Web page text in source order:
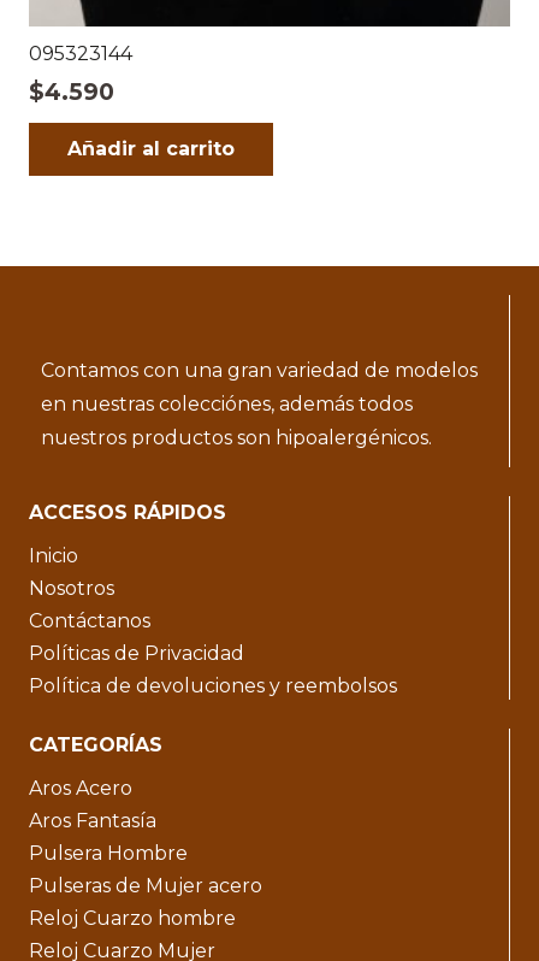
095323144
$4.590
Añadir al carrito
Contamos con una gran variedad de modelos
en nuestras colecciónes, además todos
nuestros productos son hipoalergénicos.
ACCESOS RÁPIDOS
Inicio
Nosotros
Contáctanos
Políticas de Privacidad
Política de devoluciones y reembolsos
CATEGORÍAS
Aros Acero
Aros Fantasía
Pulsera Hombre
Pulseras de Mujer acero
Reloj Cuarzo hombre
Reloj Cuarzo Mujer